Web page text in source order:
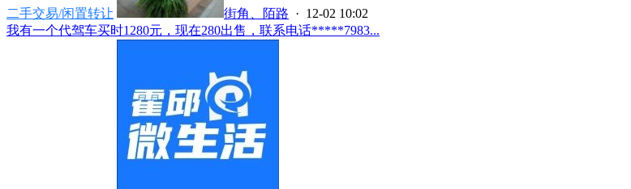
二手交易/闲置转让 街角、陌路 · 12-02 10:02
我有一个代驾车买时1280元，现在280出售，联系电话*****7983...